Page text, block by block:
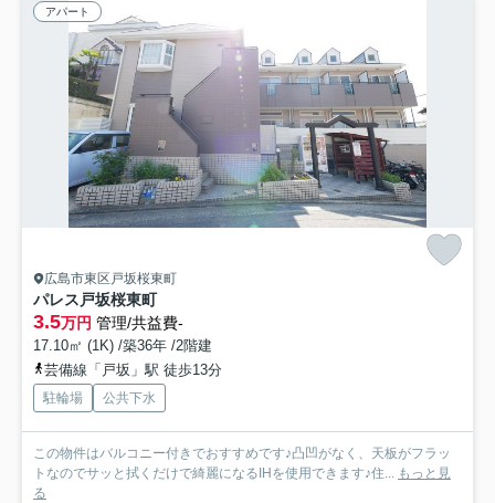
アパート
広島市東区戸坂桜東町
パレス戸坂桜東町
3.5万円 管理/共益費-
17.10㎡ (1K) /築36年 /2階建
芸備線「戸坂」駅 徒歩13分
駐輪場 公共下水
この物件はバルコニー付きでおすすめです♪凸凹がなく、天板がフラッ
トなのでサッと拭くだけで綺麗になるIHを使用できます♪住... もっと見
る